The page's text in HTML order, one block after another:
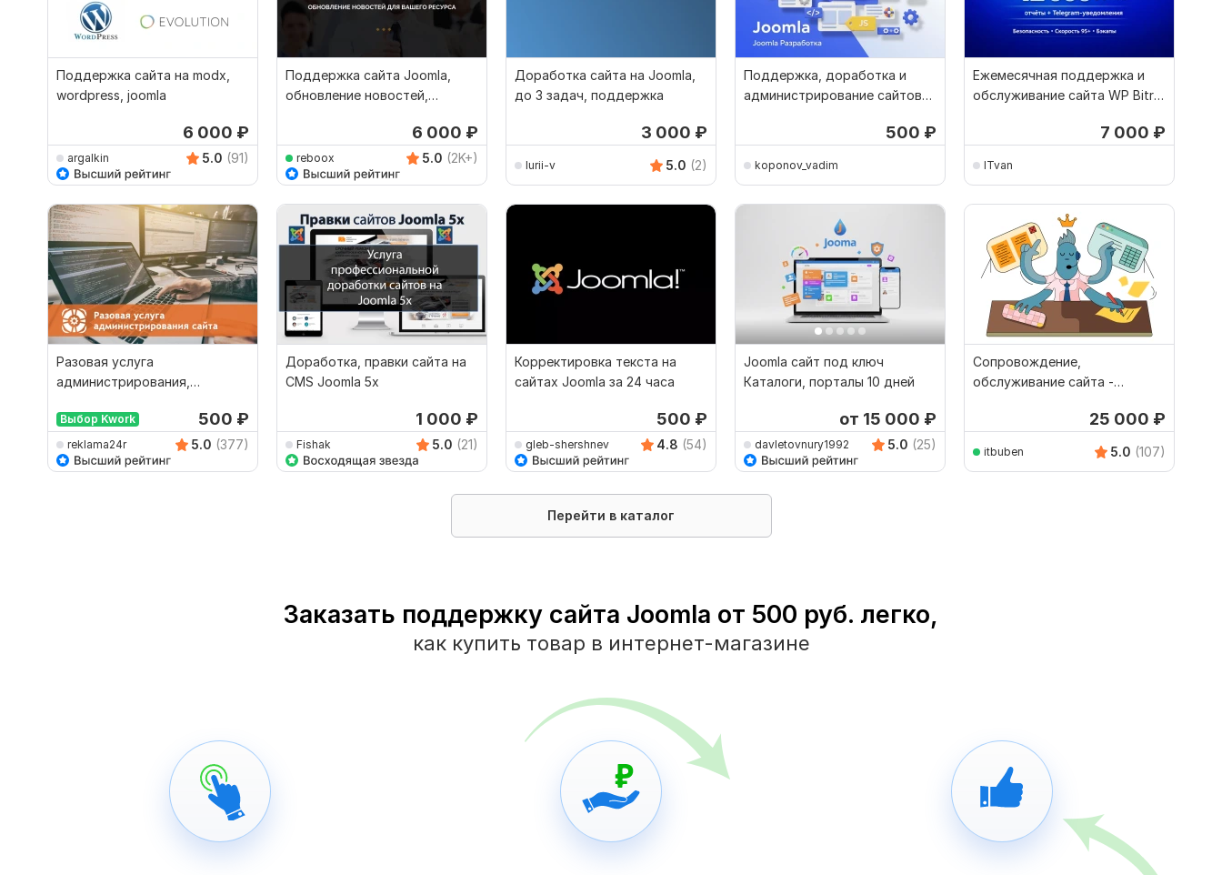
Поддержка сайта на modx,
wordpress, joomla
6 000 ₽
argalkin 5.0 (91)
Поддержка сайта Joomla,
обновление новостей,
6 000 ₽
reboox 5.0 (2K+)
Доработка сайта на Joomla,
до 3 задач, поддержка
3 000 ₽
Iurii-v 5.0 (2)
Поддержка, доработка и
администрирование сайтов
500 ₽
koponov_vadim
Ежемесячная поддержка и
обслуживание сайта WP Bitrix
7 000 ₽
ITvan
Разовая услуга
администрирования,
сайта
Выбор Kwork 500 ₽
reklama24r 5.0 (377)
Доработка, правки сайта на
CMS Joomla 5x
1 000 ₽
Fishak 5.0 (21)
Корректировка текста на
сайтах Joomla за 24 часа
500 ₽
gleb-shershnev 4.8 (54)
Joomla сайт под ключ
Каталоги, порталы 10 дней
от 15 000 ₽
davletovnury1992 5.0 (25)
Сопровождение,
обслуживание сайта -
25 000 ₽
itbuben 5.0 (107)
Перейти в каталог
Заказать поддержку сайта Joomla от 500 руб. легко,
как купить товар в интернет-магазине